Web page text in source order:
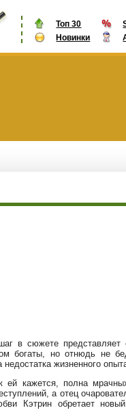
Топ 30
Новинки
в сюжете
богаты, но отнюдь не
жизненного
ей кажется, полна
а отец
Кэтрин обретает